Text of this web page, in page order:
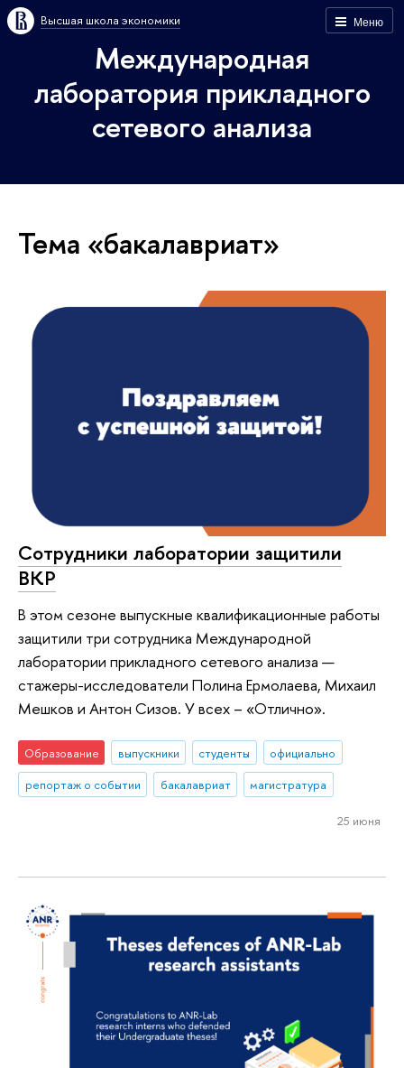
Меню
Высшая школа экономики
Международная
лаборатория прикладного
сетевого анализа
Тема «бакалавриат»
Сотрудники лаборатории защитили
ВКР
В этом сезоне выпускные квалификационные работы
защитили три сотрудника Международной
лаборатории прикладного сетевого анализа —
стажеры-исследователи Полина Ермолаева, Михаил
Мешков и Антон Сизов. У всех – «Отлично».
Образование выпускники студенты
официально
репортаж о событии
бакалавриат магистратура
25 июня